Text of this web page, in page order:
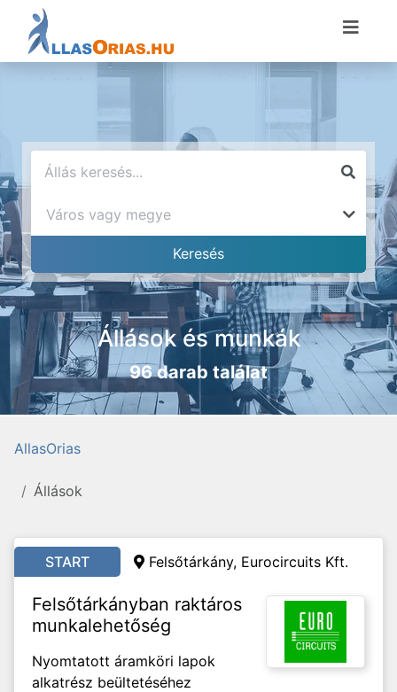
Állások és munkák
96 darab találat
AllasOrias
Állások
START Felsőtárkány, Eurocircuits Kft.
Felsőtárkányban raktáros
munkalehetőség
Nyomtatott áramköri lapok
alkatrész beültetéséhez